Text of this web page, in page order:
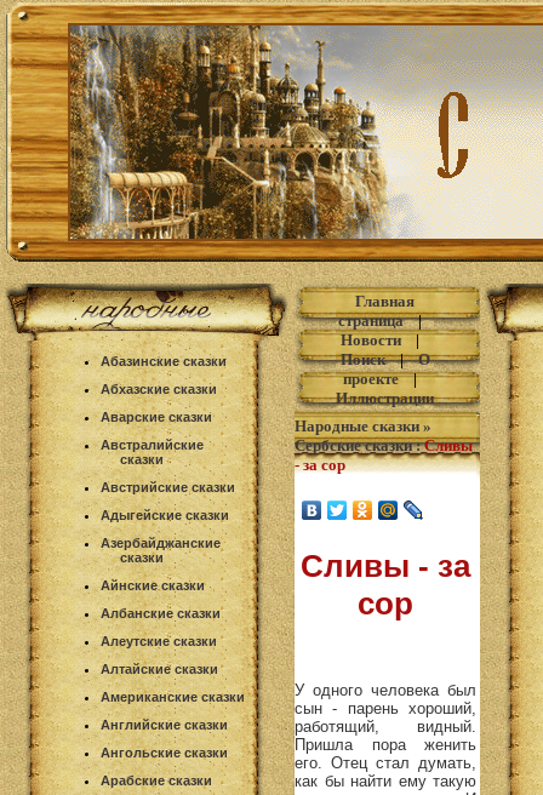
Абазинские сказки
Абхазские сказки
Аварские сказки
Австралийские
сказки
Австрийские сказки
Адыгейские сказки
Азербайджанские
сказки
Айнские сказки
Албанские сказки
Алеутские сказки
Алтайские сказки
Американские сказки
Английские сказки
Ангольские сказки
Арабские сказки
Главная
страница|
Новости|
Поиск|О
проекте|
Иллюстрации
Народные сказки »
Сербские сказки: Сливы
- за сор
Сливы - за
сор
У одного человека был
сын - парень хороший,
работящий, видный.
Пришла пора женить
его. Отец стал думать,
как бы найти ему такую